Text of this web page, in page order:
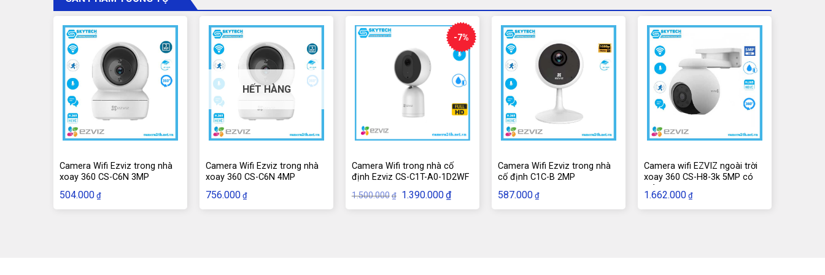
Camera Wifi Ezviz trong nhà
xoay 360 CS-C6N 3MP
504.000 ₫
HẾT HÀNG
Camera Wifi Ezviz trong nhà
xoay 360 CS-C6N 4MP
756.000 ₫
-7%
Camera Wifi trong nhà cố
định Ezviz CS-C1T-A0-1D2WF
1.500.000 ₫
Giá
là:
1.390.000₫Giá
hiện
tại
Camera Wifi Ezviz trong nhà
cố định C1C-B 2MP
587.000 ₫
Camera wifi EZVIZ ngoài trời
xoay 360 CS-H8-3k 5MP có
màu
1.662.000 ₫